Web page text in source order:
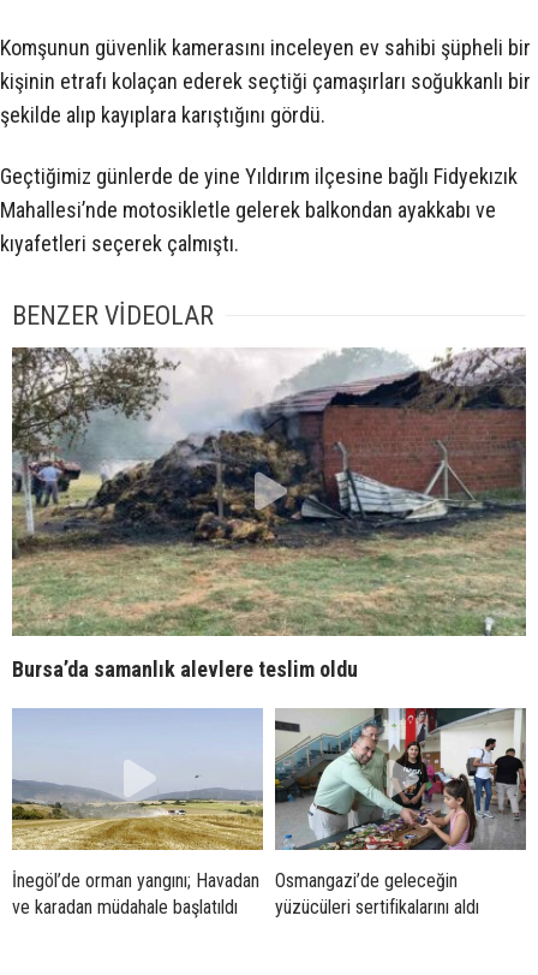
Komşunun güvenlik kamerasını inceleyen ev sahibi şüpheli bir
kişinin etrafı kolaçan ederek seçtiği çamaşırları soğukkanlı bir
şekilde alıp kayıplara karıştığını gördü.
Geçtiğimiz günlerde de yine Yıldırım ilçesine bağlı Fidyekızık
Mahallesi’nde motosikletle gelerek balkondan ayakkabı ve
kıyafetleri seçerek çalmıştı.
BENZER VİDEOLAR
Bursa’da samanlık alevlere teslim oldu
İnegöl’de orman yangını; Havadan
ve karadan müdahale başlatıldı
Osmangazi’de geleceğin
yüzücüleri sertifikalarını aldı